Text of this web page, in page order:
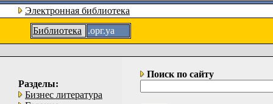
Электронная библиотека
Библиотека
.орг.уа
Разделы:
Бизнес литература
Поиск по сайту